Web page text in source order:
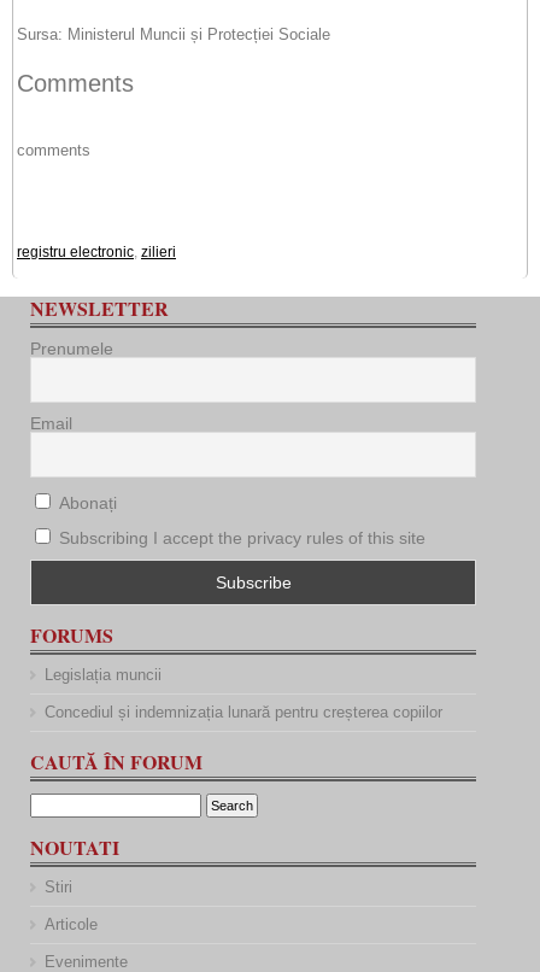
Sursa: Ministerul Muncii și Protecției Sociale
Comments
comments
registru electronic, zilieri
NEWSLETTER
Prenumele
Email
Abonați
Subscribing I accept the privacy rules of this site
FORUMS
Legislația muncii
Concediul și indemnizația lunară pentru creșterea copiilor
CAUTĂ ÎN FORUM
NOUTATI
Stiri
Articole
Evenimente